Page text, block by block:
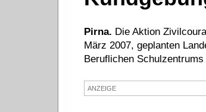
Pirna. Die Aktion
März 2007, geplanten
Beruflichen
ANZEIGE